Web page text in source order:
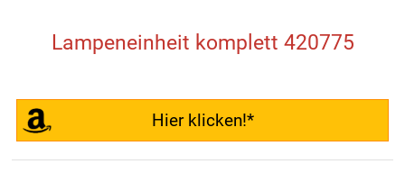
Lampeneinheit komplett 420775
Hier klicken!*